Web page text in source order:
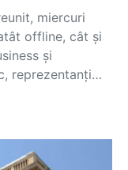
miercuri
offline, cât și
și
reprezentanți…